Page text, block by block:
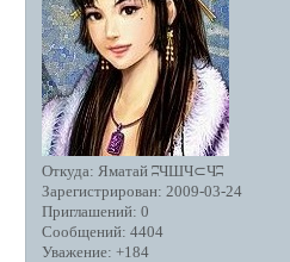
Откуда: Яматай ʭЧШЧ⊂Чʭ
Зарегистрирован: 2009-03-24
Приглашений: 0
Сообщений: 4404
Уважение: +184